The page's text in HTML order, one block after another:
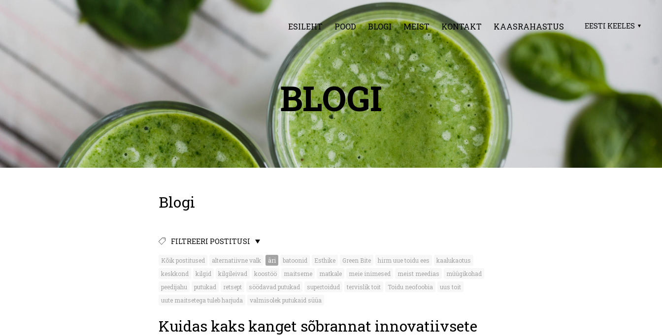
ESILEHT POOD BLOGI MEIST KONTAKT KAASRAHASTUS EESTI KEELES
BLOGI
Blogi
FILTREERI POSTITUSI
Kõik postitused alternatiivne valk äri batoonid Esthike Green Bite hirm uue toidu ees
kaalukaotus
keskkond
kilgid kilgileivad koostöö maitseme matkale meie inimesed meist meedias
müügikohad
peedijahu
putukad retsept söödavad putukad supertoidud tervislik toit Toidu neofoobia
uus toit
uute maitsetega tuleb harjuda
valmisolek putukaid süüa
Kuidas kaks kanget sõbrannat innovatiivsete